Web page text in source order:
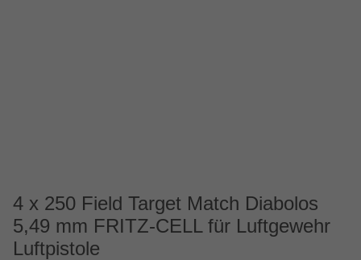
4 x 250 Field Target Match Diabolos
5,49 mm FRITZ-CELL für Luftgewehr
Luftpistole